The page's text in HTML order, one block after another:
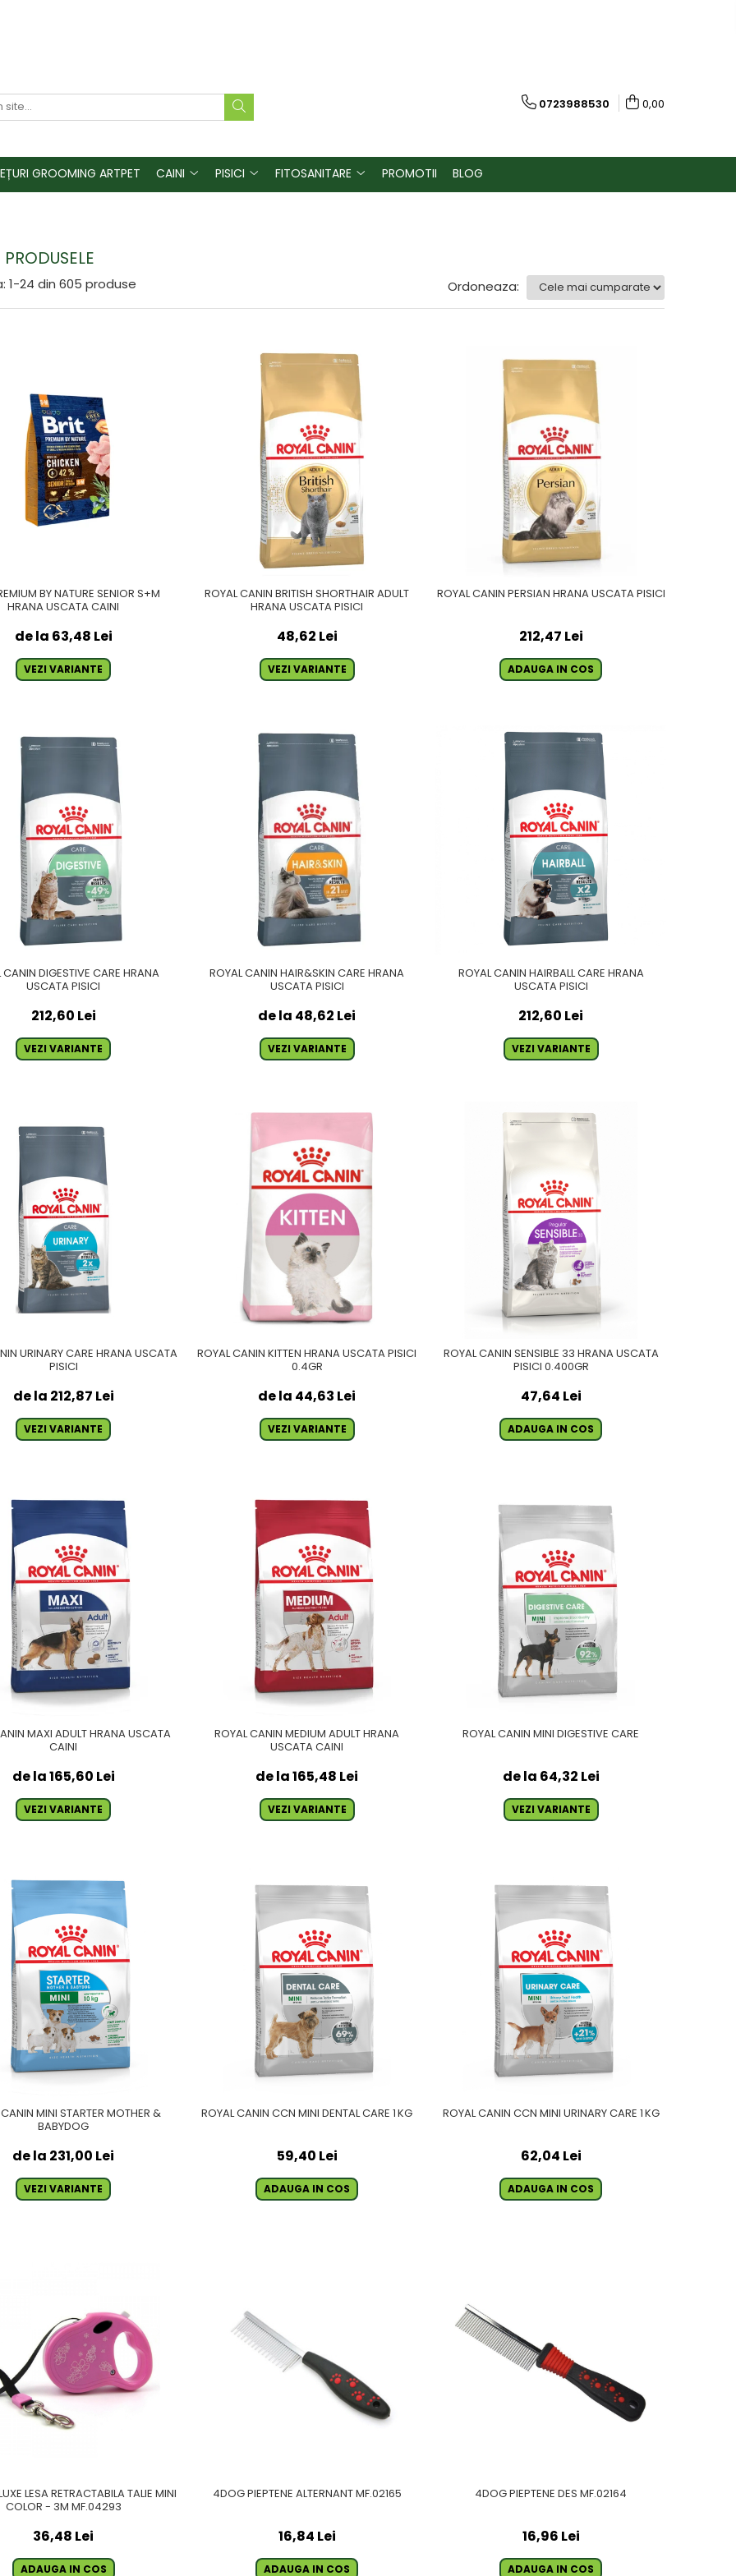
0723988530 0,00
GROOMING ARTPET CAINI PISICI FITOSANITARE PROMOTII BLOG
1-24 din 605 produse Ordoneaza:
BY NATURE SENIOR S+M
HRANA USCATA CAINI
de la 63,48 Lei
VEZI VARIANTE
ROYAL CANIN BRITISH SHORTHAIR ADULT
HRANA USCATA PISICI
48,62 Lei
VEZI VARIANTE
ROYAL CANIN PERSIAN HRANA USCATA PISICI
212,47 Lei
ADAUGA IN COS
CANIN DIGESTIVE CARE HRANA
USCATA PISICI
212,60 Lei
VEZI VARIANTE
ROYAL CANIN HAIR&SKIN CARE HRANA
USCATA PISICI
de la 48,62 Lei
VEZI VARIANTE
ROYAL CANIN HAIRBALL CARE HRANA
USCATA PISICI
212,60 Lei
VEZI VARIANTE
URINARY CARE HRANA USCATA
PISICI
de la 212,87 Lei
VEZI VARIANTE
ROYAL CANIN KITTEN HRANA USCATA PISICI
0.4GR
de la 44,63 Lei
VEZI VARIANTE
ROYAL CANIN SENSIBLE 33 HRANA USCATA
PISICI 0.400GR
47,64 Lei
ADAUGA IN COS
MAXI ADULT HRANA USCATA
CAINI
de la 165,60 Lei
VEZI VARIANTE
ROYAL CANIN MEDIUM ADULT HRANA
USCATA CAINI
de la 165,48 Lei
VEZI VARIANTE
ROYAL CANIN MINI DIGESTIVE CARE
de la 64,32 Lei
VEZI VARIANTE
MINI STARTER MOTHER &
BABYDOG
de la 231,00 Lei
VEZI VARIANTE
ROYAL CANIN CCN MINI DENTAL CARE 1 KG
59,40 Lei
ADAUGA IN COS
ROYAL CANIN CCN MINI URINARY CARE 1 KG
62,04 Lei
ADAUGA IN COS
LESA RETRACTABILA TALIE MINI
COLOR - 3M MF.04293
36,48 Lei
ADAUGA IN COS
4DOG PIEPTENE ALTERNANT MF.02165
16,84 Lei
ADAUGA IN COS
4DOG PIEPTENE DES MF.02164
16,96 Lei
ADAUGA IN COS